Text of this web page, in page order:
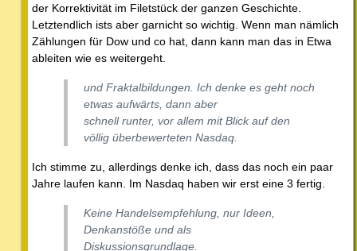
der Korrektivität im Filetstück der ganzen Geschichte.
Letztendlich ists aber garnicht so wichtig. Wenn man nämlich
Zählungen für Dow und co hat, dann kann man das in Etwa
ableiten wie es weitergeht.
und Fraktalbildungen. Ich denke es geht noch
etwas aufwärts, dann aber
schnell runter, vor allem mit Blick auf den
völlig überbewerteten Nasdaq.
Ich stimme zu, allerdings denke ich, dass das noch ein paar
Jahre laufen kann. Im Nasdaq haben wir erst eine 3 fertig.
Keine Handelsempfehlung, nur Ideen,
Denkanstöße und als
Diskussionsgrundlage.